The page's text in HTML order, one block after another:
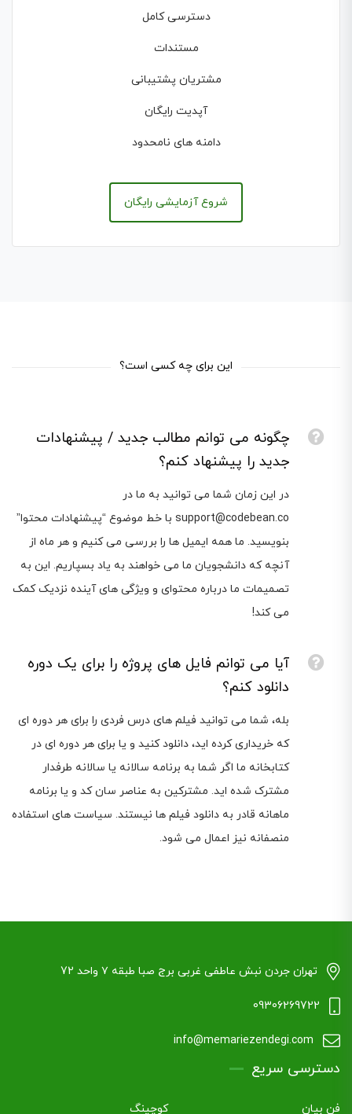
دسترسی کامل
مستندات
مشتریان پشتیبانی
آپدیت رایگان
دامنه های نامحدود
شروع آزمایشی رایگان
این برای چه کسی است؟
چگونه می توانم مطالب جدید / پیشنهادات
جدید را پیشنهاد کنم؟
در این زمان شما می توانید به ما در
support@codebean.co با خط موضوع “پیشنهادات محتوا”
بنویسید. ما همه ایمیل ها را بررسی می کنیم و هر ماه از
آنچه که دانشجویان ما می خواهند به یاد بسپاریم. این به
تصمیمات ما درباره محتوای و ویژگی های آینده نزدیک کمک
می کند!
آیا می توانم فایل های پروژه را برای یک دوره
دانلود کنم؟
بله، شما می توانید فیلم های درس فردی را برای هر دوره ای
که خریداری کرده اید، دانلود کنید و یا برای هر دوره ای در
کتابخانه ما اگر شما به برنامه سالانه یا سالانه طرفدار
مشترک شده اید. مشترکین به عناصر سان کد و یا برنامه
ماهانه قادر به دانلود فیلم ها نیستند. سیاست های استفاده
منصفانه نیز اعمال می شود.
تهران جردن نبش عاطفی غربی برج صبا طبقه ۷ واحد 72
09306269722
info@memariezendegi.com
دسترسی سریع
فن بیان کوچینگ